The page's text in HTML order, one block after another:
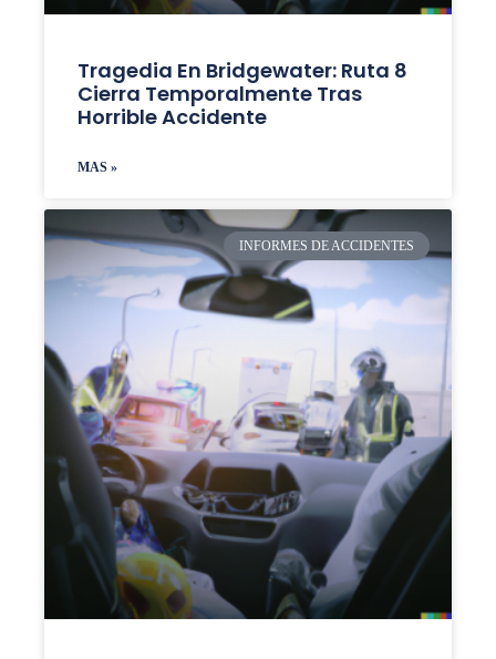
Tragedia En Bridgewater: Ruta 8
Cierra Temporalmente Tras
Horrible Accidente
MAS »
INFORMES DE ACCIDENTES